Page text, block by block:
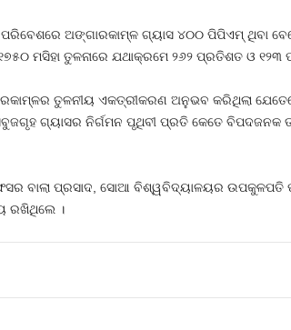
ଅଙ୍ଗାରକାମ୍ଳ ଗ୍ୟାସ ୪୦୦ ପିପିଏମ୍ ଥିବା
ମସିହା ତୁଳନାରେ ଯଥାକ୍ରମେ ୨୬୨ ପ୍ରତିଶତ ଓ
ତୁଳନୀୟ ଏକତ୍ରୀକରଣ ଅନୁଭବ କରିଥିଲା
ଗ୍ୟାସର ନିର୍ଗମନ ପୃଥିବୀ ପ୍ରତି କେତେ ବିପଦଜନକ
ବାଲା ପ୍ରସାଦ, ସୋଆ ବିଶ୍ୱବିଦ୍ୟାଳୟର
ରଖିଥିଲେ ।